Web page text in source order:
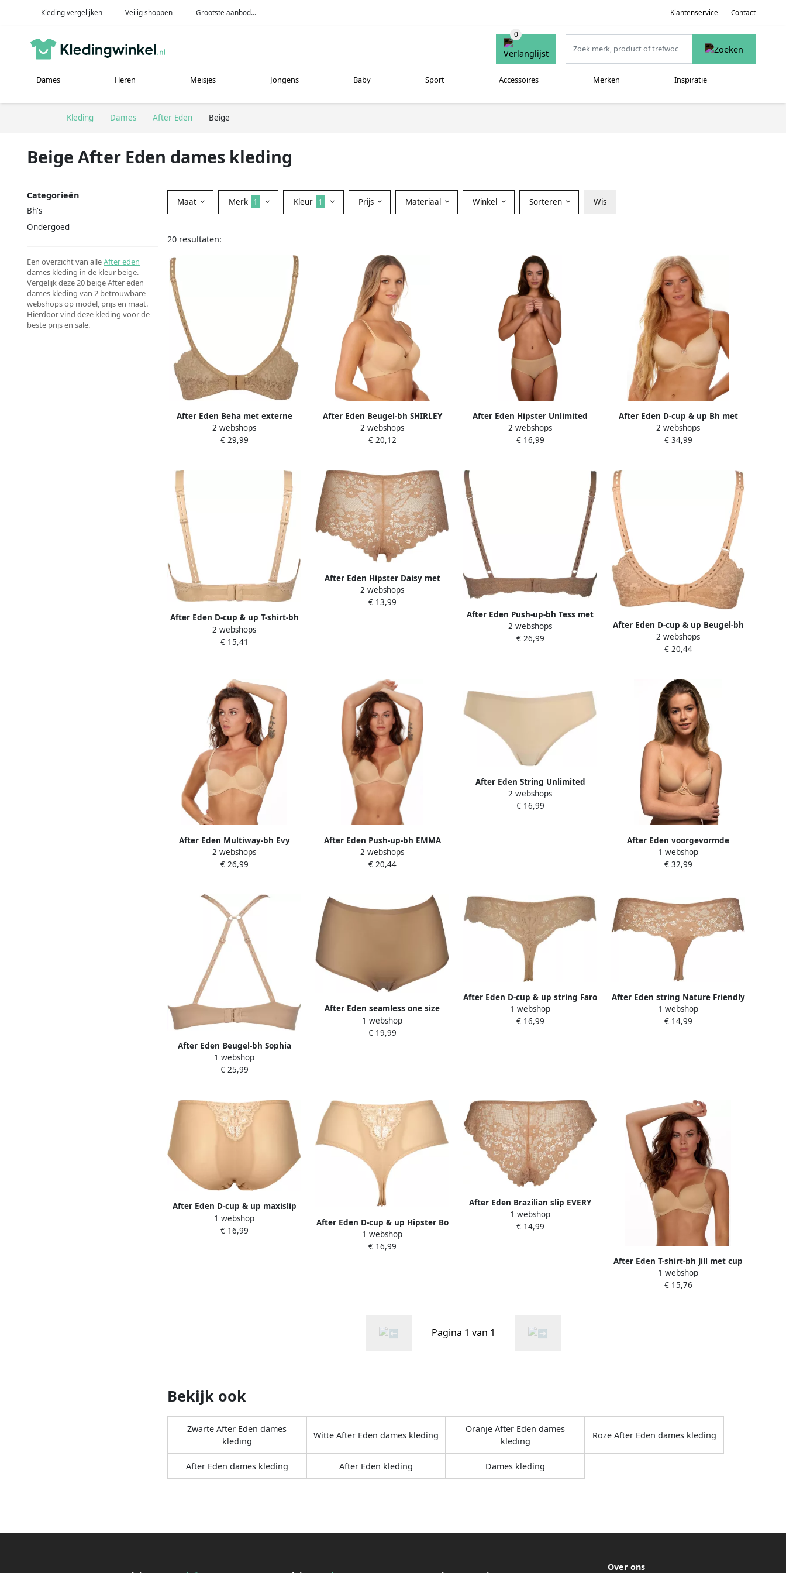
Kleding vergelijken Veilig shoppen Grootste aanbod... Klantenservice Contact
Dames Heren Meisjes Jongens Baby Sport Accessoires Merken Inspiratie
Kleding Dames After Eden Beige
Beige After Eden dames kleding
Categorieën
Bh's
Ondergoed
Een overzicht van alleAfter eden
dames kleding in de kleur beige.
Vergelijk deze 20 beige After eden
dames kleding van 2 betrouwbare
webshops op model, prijs en maat.
Hierdoor vind deze kleding voor de
beste prijs en sale.
Maat Merk 1 Kleur 1 Prijs Materiaal Winkel Sorteren Wis
20 resultaten:
After Eden Beha met externe
band MOLLY halve cup met
beugel verstelbare bandjes met
2 webshops
€ 29,99
After Eden Beugel-bh SHIRLEY
gladde cups verstelbare bandjes
met beugel basic comfortabel
2 webshops
€ 20,12
After Eden Hipster Unlimited
licht glinsterend comfortabel
elastisch strak basic zacht
2 webshops
€ 16,99
After Eden D-cup & up Bh met
steuncups Faro verstelbare
bandjes met cup met beugel met
2 webshops
€ 34,99
After Eden D-cup & up T-shirt-bh
Liv verstelbare bandjes met cup
met beugel met kant vrouwelijk
2 webshops
€ 15,41
After Eden Hipster Daisy met
kant comfortabel strak zacht
vrouwelijk elastisch
2 webshops
€ 13,99
After Eden Push-up-bh Tess met
cup met beugel met kant brede
bandjes vrouwelijk comfortabel
2 webshops
€ 26,99
After Eden D-cup & up Beugel-bh
LOIS verstelbare bandjes met
cup met beugel met kant
2 webshops
€ 20,44
After Eden Multiway-bh Evy
afneembare bandjes met cup
met beugel met kant vrouwelijk
2 webshops
€ 26,99
After Eden Push-up-bh EMMA
met cup verstelbare bandjes met
beugel basic comfortabel
2 webshops
€ 20,44
After Eden String Unlimited
naadloze snit basic comfortabel
strak zacht elastisch (Set van 2)
2 webshops
€ 16,99
After Eden voorgevormde
beugel-bh beige
1 webshop
€ 32,99
After Eden Beugel-bh Sophia
gevoerd met beugel verstelbare
bandjes basic comfortabel
1 webshop
€ 25,99
After Eden seamless one size
maxislip Unlimited (set van 2)
beige
1 webshop
€ 19,99
After Eden D-cup & up string Faro
lichtbeige
1 webshop
€ 16,99
After Eden string Nature Friendly
beige
1 webshop
€ 14,99
After Eden D-cup & up maxislip
Nature Friendly beige
1 webshop
€ 16,99
After Eden D-cup & up Hipster Bo
met bloemige kantversiering
1 webshop
€ 16,99
After Eden Brazilian slip EVERY
DAY met gebloemde kant
1 webshop
€ 14,99
After Eden T-shirt-bh Jill met cup
met beugel verstelbare bandjes
met kant vrouwelijk
1 webshop
€ 15,76
Pagina 1 van 1
Bekijk ook
Zwarte After Eden dames
kleding
Witte After Eden dames kleding
Oranje After Eden dames
kleding
Roze After Eden dames kleding
After Eden dames kleding After Eden kleding Dames kleding
Over ons